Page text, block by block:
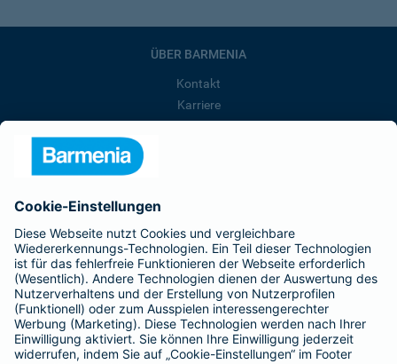
ÜBER BARMENIA
Kontakt
Karriere
Barmenia ist Teil der BarmeniaGothaer
BELIEBTE SEITEN
Kranken-Zusatzversicherung
Tierversicherungen
Haftpflichtversicherung
Hausratversicherung